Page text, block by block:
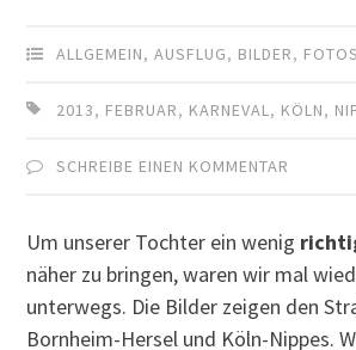
ALLGEMEIN,AUSFLUG, BILDER, FOTOS
2013, FEBRUAR, KARNEVAL, KÖLN,
SCHREIBE EINEN KOMMENTAR
Um unserer Tochter ein wenig
näher zu bringen, waren wir mal
unterwegs. Die Bilder zeigen den
Bornheim-Hersel und Köln-Nippes.